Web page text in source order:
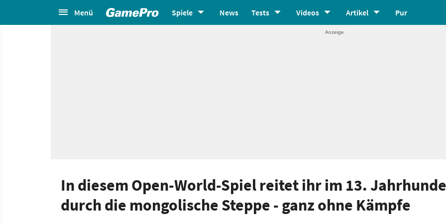
Menü Spiele News Tests Videos Artikel Pur
In diesem Open-World-Spiel reitet ihr im 13.
durch die mongolische Steppe - ganz ohne Kämpfe